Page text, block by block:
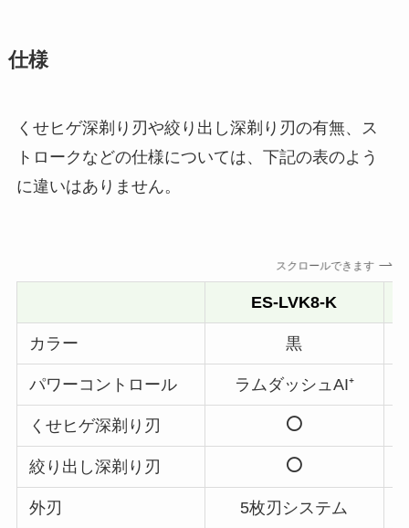
仕様
くせヒゲ深剃り刃や絞り出し深剃り刃の有無、ス
トロークなどの仕様については、下記の表のよう
に違いはありません。
スクロールできます
ES-LVK8-K
カラー 黒
パワーコントロール ラムダッシュAI⁺
くせヒゲ深剃り刃
絞り出し深剃り刃
外刃 5枚刃システム